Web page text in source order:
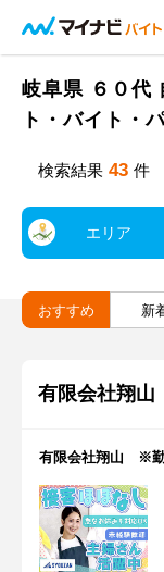
岐阜県 ６０代
ト・バイト・
検索結果 43 件
エリア
おすすめ 新
有限会社翔山
有限会社翔山 ※勤